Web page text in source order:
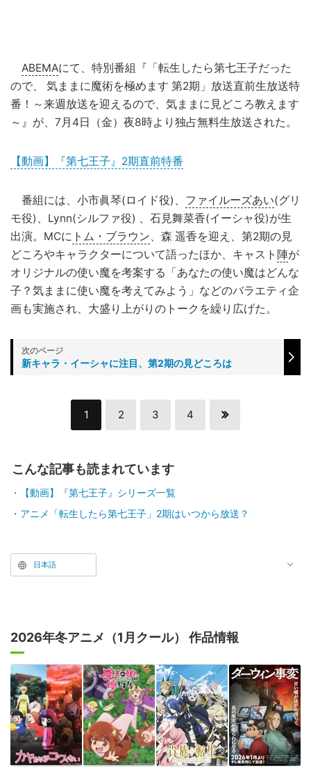
ABEMAにて、特別番組『「転生したら第七王子だった
ので、 気ままに魔術を極めます 第2期」放送直前生放送特
番！～来週放送を迎えるので、気ままに見どころ教えます
～』が、7月4日（金）夜8時より独占無料生放送された。
【動画】『第七王子』2期直前特番
番組には、小市眞琴(ロイド役)、 ファイルーズあい(グリ
モ役)、Lynn(シルファ役) 、石見舞菜香(イーシャ役)が生
出演。MCに トム・ブラウン 、森 遥香を迎え、第2期の見
どころやキャラクターについて語ったほか、キャスト 陣が
オリジナルの使い魔を考案する「あなたの使い魔はどんな
子？気ままに使い魔を考えてみよう」などのバラエティ企
画も実施され、大盛り上がりのトークを繰り広げた。
新キャラ・イーシャに注目、第2期の見どころは
1 2 3 4
こんな記事も読まれています
【動画】『第七王子』シリーズ一覧
アニメ「転生したら第七王子」2期はいつから放送？
日本語
2026年冬アニメ（1月クール） 作品情報